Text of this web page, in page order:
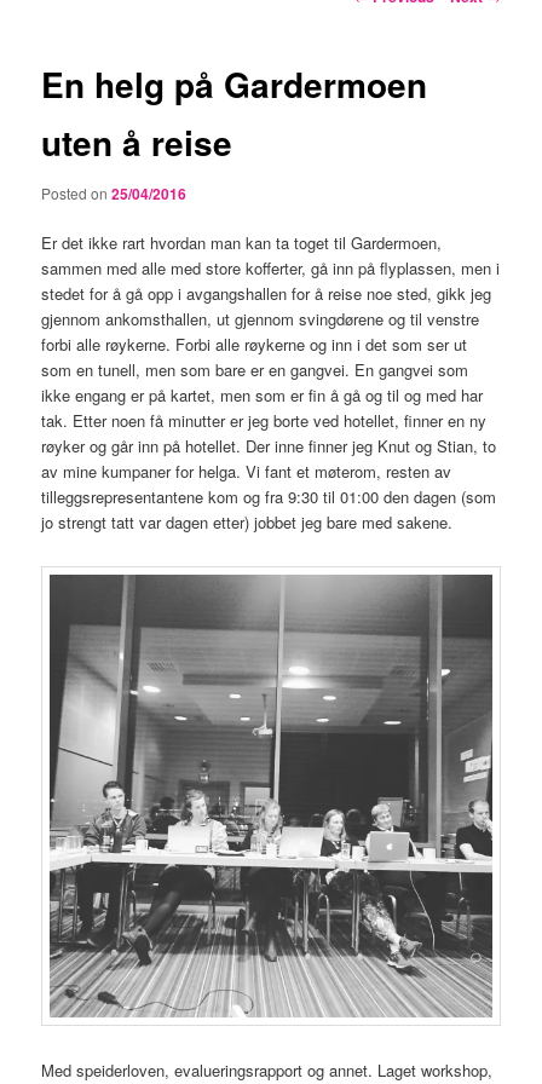
En helg på Gardermoen
uten å reise
Posted on25/04/2016
Er det ikke rart hvordan man kan ta toget til Gardermoen,
sammen med alle med store kofferter, gå inn på flyplassen, men i
stedet for å gå opp i avgangshallen for å reise noe sted, gikk jeg
gjennom ankomsthallen, ut gjennom svingdørene og til venstre
forbi alle røykerne. Forbi alle røykerne og inn i det som ser ut
som en tunell, men som bare er en gangvei. En gangvei som
ikke engang er på kartet, men som er fin å gå og til og med har
tak. Etter noen få minutter er jeg borte ved hotellet, finner en ny
røyker og går inn på hotellet. Der inne finner jeg Knut og Stian, to
av mine kumpaner for helga. Vi fant et møterom, resten av
tilleggsrepresentantene kom og fra 9:30 til 01:00 den dagen (som
jo strengt tatt var dagen etter) jobbet jeg bare med sakene.
Med speiderloven, evalueringsrapport og annet. Laget workshop,